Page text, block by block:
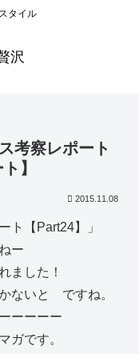
タイル
沢
考察レポート
】
2015.11.08
ト【Part24】」
ー
ました！
ないと ですね。
ーーーー
です。